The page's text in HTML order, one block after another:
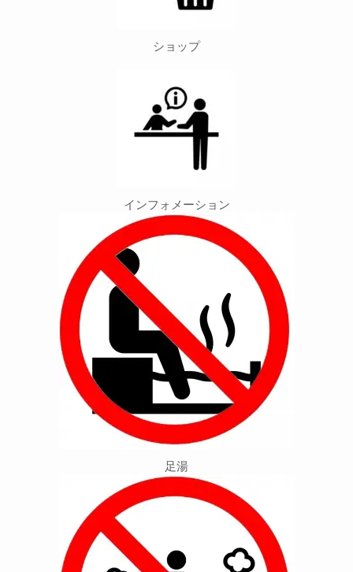
ショップ
インフォメーション
足湯